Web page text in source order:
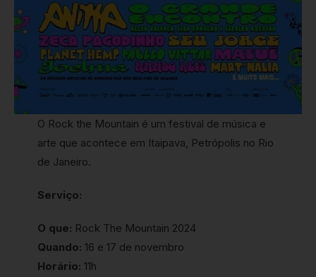
O Rock the Mountain é um festival de música e
arte que acontece em Itaipava, Petrópolis no Rio
de Janeiro.
Serviço:
O que: Rock The Mountain 2024
Quando: 16 e 17 de novembro
Horário: 11h